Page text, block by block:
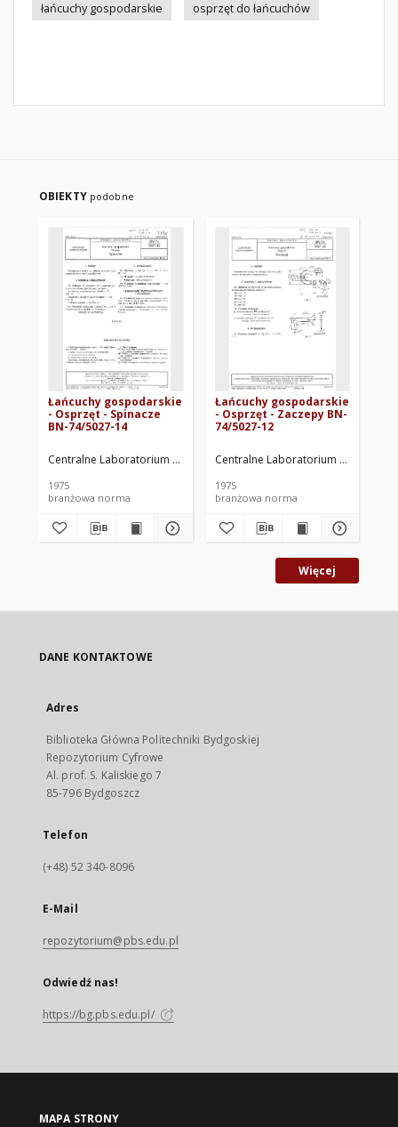
łańcuchy gospodarskie
osprzęt do łańcuchów
OBIEKTY podobne
Łańcuchy gospodarskie
- Osprzęt - Spinacze
BN-74/5027-14
Centralne Laboratorium Przemysłu Wyrobów Metalowych. Oprac.
1975
branżowa norma
Łańcuchy gospodarskie
- Osprzęt - Zaczepy BN-
74/5027-12
Centralne Laboratorium
1975
branżowa norma
Więcej
DANE KONTAKTOWE
Adres
Biblioteka Główna Politechniki Bydgoskiej
Repozytorium Cyfrowe
Al. prof. S. Kaliskiego 7
85-796 Bydgoszcz
Telefon
(+48) 52 340-8096
E-Mail
repozytorium@pbs.edu.pl
Odwiedź nas!
https://bg.pbs.edu.pl/
MAPA STRONY